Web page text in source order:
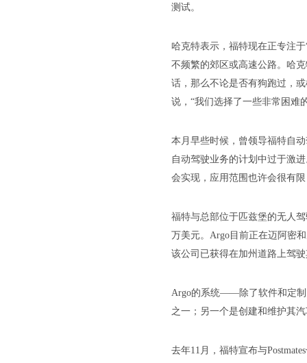
测试。
哈克特表示，福特现在正专注
不频繁的郊区或高速公路。哈
话，那么不论是否有狗跑过，
说，“我们选择了一些非常困难
本月早些时候，曾领导福特自
自动驾驶业务的计划中过于激
会实现，应用范围也许会很有
福特与总部位于匹兹堡的无人
万美元。Argo目前正在迈阿密
该公司已获得在加州道路上驾
Argo的系统——除了软件和定
之一；另一个是创建和维护其
去年11月，福特宣布与